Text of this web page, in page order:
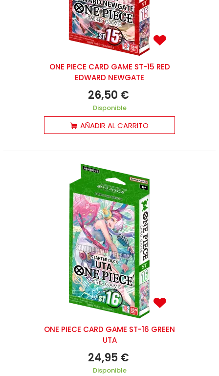
ONE PIECE CARD GAME ST-15 RED
EDWARD NEWGATE
26,50 €
Disponible
AÑADIR AL CARRITO
ONE PIECE CARD GAME ST-16 GREEN
UTA
24,95 €
Disponible